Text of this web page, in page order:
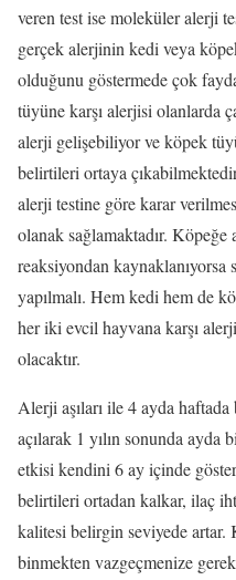
veren test ise moleküler alerji
gerçek alerjinin kedi veya
olduğunu göstermede çok
tüyüne karşı alerjisi olanlarda
alerji gelişebiliyor ve köpek
belirtileri ortaya
alerji testine göre karar
olanak sağlamaktadır.
reaksiyondan kaynaklanıyorsa
yapılmalı. Hem kedi hem de
her iki evcil hayvana karşı alerji
olacaktır.
Alerji aşıları ile 4 ayda haftada
açılarak 1 yılın sonunda ayda
etkisi kendini 6 ay içinde
belirtileri ortadan kalkar, ilaç
kalitesi belirgin seviyede artar.
binmekten vazgeçmenize